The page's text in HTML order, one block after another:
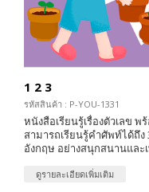
1 2 3
รหัสสินค้า : P-YOU-1331
หนังสือเรียนรู้เรื่องตัวเลข
สามารถเรียนรู้คำศัพท์ได้ถึ
อังกฤษ อย่างสนุกสนานและ
ดูรายละเอียดเพิ่มเติม